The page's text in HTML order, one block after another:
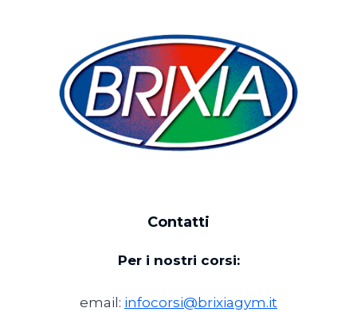
Contatti
Per i nostri corsi:
email: infocorsi@brixiagym.it